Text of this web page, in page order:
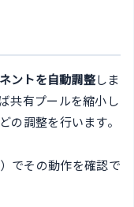
ントを自動調整しま
共有プールを縮小し
の調整を行います。
でその動作を確認で